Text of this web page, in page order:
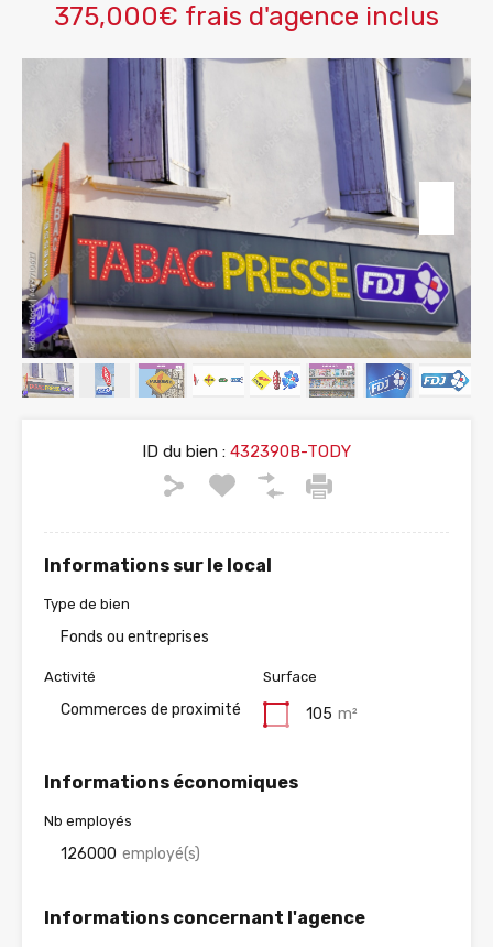
375,000€ frais d'agence inclus
ID du bien : 432390B-TODY
Informations sur le local
Type de bien
Fonds ou entreprises
Activité
Commerces de proximité
Surface
105 m²
Informations économiques
Nb employés
126000 employé(s)
Informations concernant l'agence